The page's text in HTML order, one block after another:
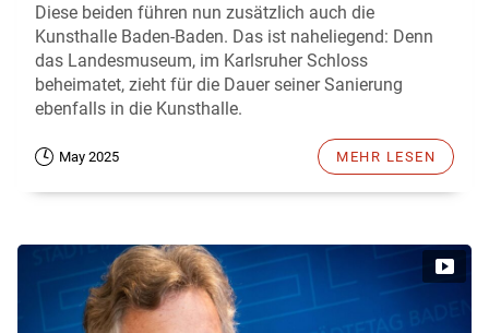
Diese beiden führen nun zusätzlich auch die
Kunsthalle Baden-Baden. Das ist naheliegend: Denn
das Landesmuseum, im Karlsruher Schloss
beheimatet, zieht für die Dauer seiner Sanierung
ebenfalls in die Kunsthalle.
May 2025 MEHR LESEN